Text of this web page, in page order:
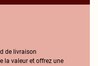
de livraison
la valeur et offrez une